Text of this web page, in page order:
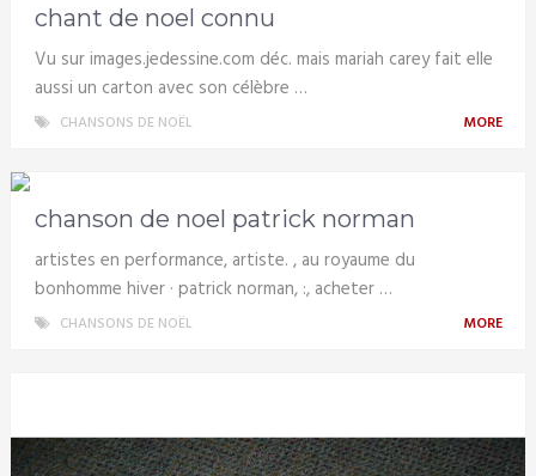
chant de noel connu
Vu sur images.jedessine.com déc. mais mariah carey fait elle
aussi un carton avec son célèbre …
CHANSONS DE NOËL MORE
chanson de noel patrick norman
artistes en performance, artiste. , au royaume du
bonhomme hiver · patrick norman, :, acheter …
CHANSONS DE NOËL MORE